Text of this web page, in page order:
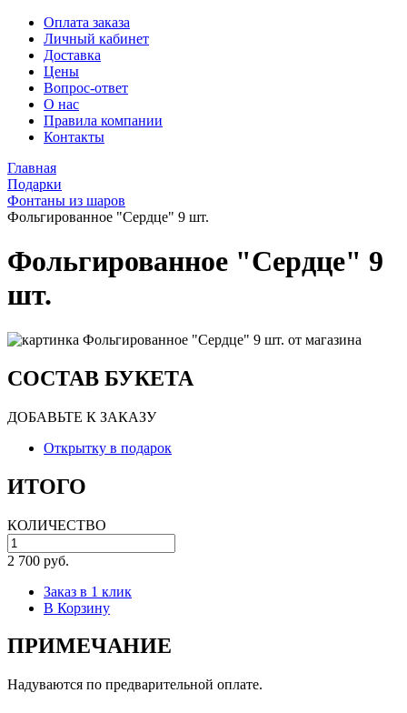
Оплата заказа
Личный кабинет
Доставка
Цены
Вопрос-ответ
О нас
Правила компании
Контакты
Главная
Подарки
Фонтаны из шаров
Фольгированное "Сердце" 9 шт.
Фольгированное "Сердце" 9
шт.
СОСТАВ БУКЕТА
ДОБАВЬТЕ К ЗАКАЗУ
Открытку в подарок
ИТОГО
КОЛИЧЕСТВО
2 700 руб.
Заказ в 1 клик
В Корзину
ПРИМЕЧАНИЕ
Надуваются по предварительной оплате.